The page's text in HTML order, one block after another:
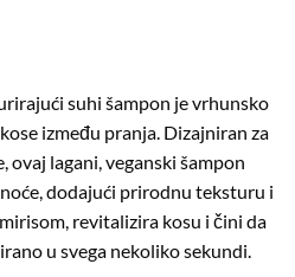
suhi šampon je vrhunsko
između pranja. Dizajniran za
lagani, veganski šampon
dodajući prirodnu teksturu i
revitalizira kosu i čini da
u svega nekoliko sekundi.